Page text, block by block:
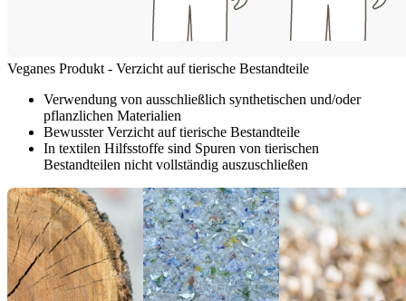
Veganes Produkt - Verzicht auf tierische Bestandteile
Verwendung von ausschließlich synthetischen und/oder
pflanzlichen Materialien
Bewusster Verzicht auf tierische Bestandteile
In textilen Hilfsstoffe sind Spuren von tierischen
Bestandteilen nicht vollständig auszuschließen